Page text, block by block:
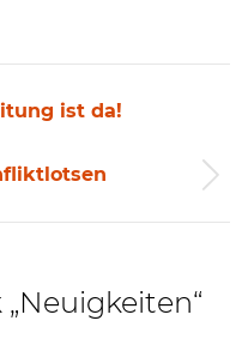
ist da!